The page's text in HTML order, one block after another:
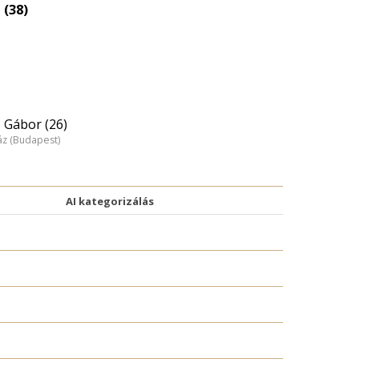
(38)
(26)
(Budapest)
AI kategorizálás